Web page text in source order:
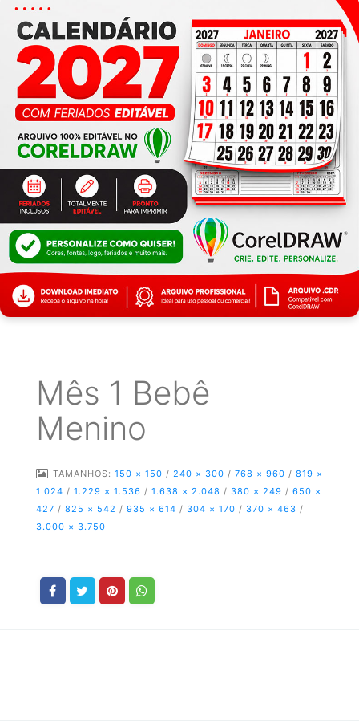
Mês 1 Bebê
Menino
TAMANHOS: 150 × 150 / 240 × 300 / 768 × 960 / 819 ×
1.024 / 1.229 × 1.536 / 1.638 × 2.048 / 380 × 249 / 650 ×
427 / 825 × 542 / 935 × 614 / 304 × 170 / 370 × 463 /
3.000 × 3.750